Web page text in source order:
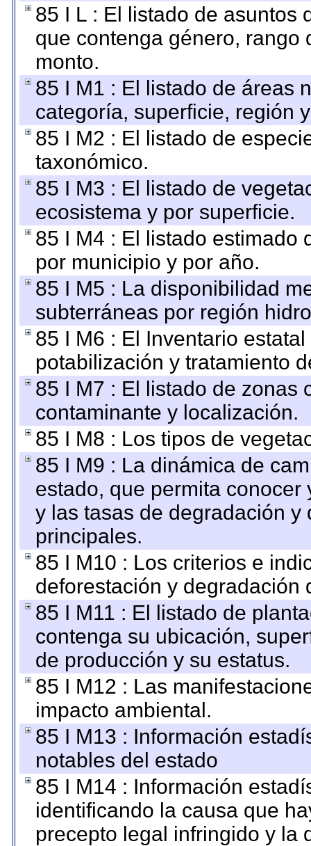
85 I L : El listado de asuntos
que contenga género, rango
monto.
85 I M1 : El listado de áreas
categoría, superficie, región
85 I M2 : El listado de
taxonómico.
85 I M3 : El listado de
ecosistema y por superficie.
85 I M4 : El listado estimado
por municipio y por año.
85 I M5 : La disponibilidad
subterráneas por región
85 I M6 : El Inventario
potabilización y tratamiento
85 I M7 : El listado de zonas
contaminante y localización.
85 I M8 : Los tipos de
85 I M9 : La dinámica de
estado, que permita
y las tasas de degradación
principales.
85 I M10 : Los criterios e
deforestación y degradación
85 I M11 : El listado de
contenga su ubicación,
de producción y su estatus.
85 I M12 : Las
impacto ambiental.
85 I M13 : Información
notables del estado
85 I M14 : Información
identificando la causa que
precepto legal infringido y la